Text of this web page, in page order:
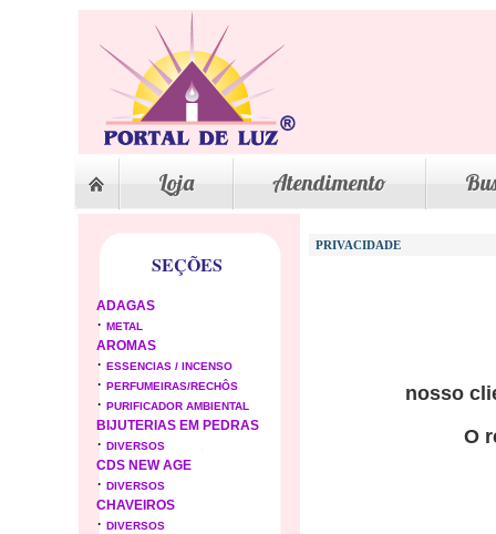
Loja Atendimento
SEÇÕES
ADAGAS
· METAL
AROMAS
· ESSENCIAS / INCENSO
· PERFUMEIRAS/RECHÔS
· PURIFICADOR AMBIENTAL
BIJUTERIAS EM PEDRAS
· DIVERSOS
CDS NEW AGE
· DIVERSOS
CHAVEIROS
· DIVERSOS
PRIVACIDADE
nosso
O